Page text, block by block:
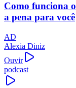
Como funciona
a pena para você
AD
Alexia Diniz
Ouvir
podcast